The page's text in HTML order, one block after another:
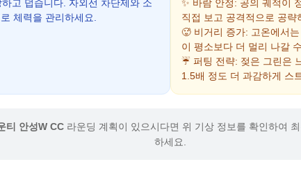
고 덥습니다. 자외선 차단제와 소
체력을 관리하세요.
✨ 바람 안정: 공의 궤적이
직접 보고 공격적으로 공략
🥵 비거리 증가: 고온에서
이 평소보다 더 멀리 나갈
☔ 퍼팅 전략: 젖은 그린은
1.5배 정도 더 과감하게 스
티 안성W CC라운딩 계획이 있으시다면 위 기상 정보를 확인하여
하세요.